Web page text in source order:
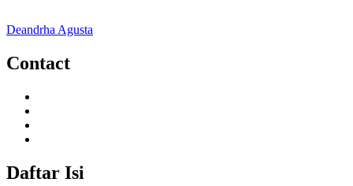
Deandrha Agusta
Contact
Daftar Isi